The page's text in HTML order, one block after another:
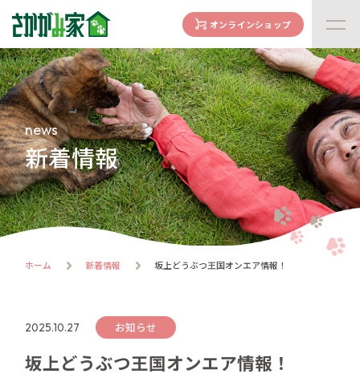
concept
さかがみ家の想い
family
家族になる前に
dogs
わんわん一覧
cats
にゃんにゃん一覧
譲渡までの流れ
ハウス紹介
online store
さかがみ家おすすめグッズ
オンラインショップ
news
新着情報
ホーム 新着情報 坂上どうぶつ王国オンエア情報！
2025.10.27 お知らせ
坂上どうぶつ王国オンエア情報！